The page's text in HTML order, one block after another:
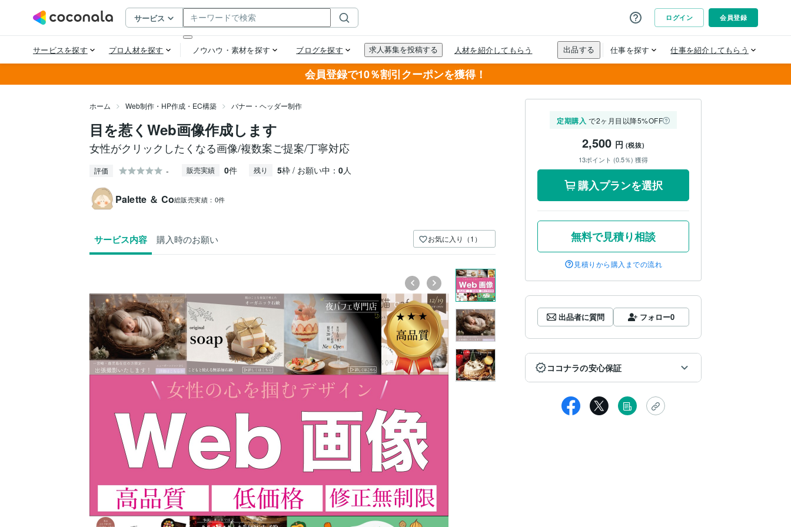
会員登録で10％割引クーポンを獲得！
ホーム Web制作・HP作成・EC構築 バナー・ヘッダー制作
目を惹くWeb画像作成します
女性がクリックしたくなる画像/複数案ご提案/丁寧対応
評価 - 販売実績 0件 残り 5枠 / お願い中： 0人
Palette ＆ Co総販売実績： 0件
サービス内容 購入時のお願い お気に入り（1）
定期購入 で2ヶ月目以降5%OFF
2,500 円 (税抜)
13ポイント (0.5％) 獲得
購入プランを選択
無料で見積り相談
見積りから購入までの流れ
出品者に質問 フォロー0
ココナラの安心保証